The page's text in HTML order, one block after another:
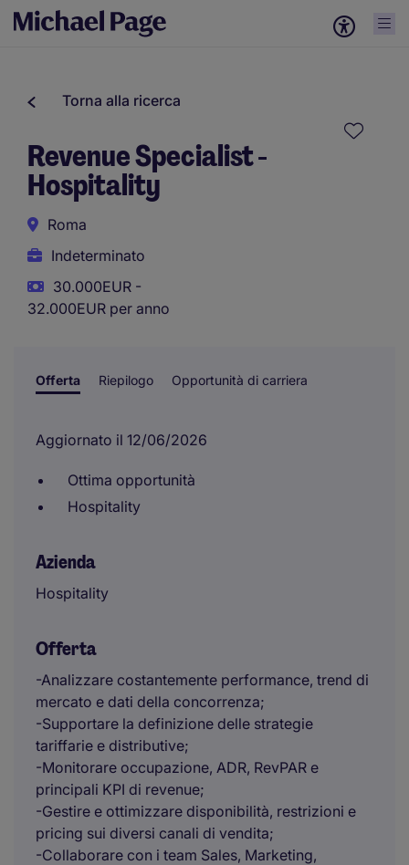
Torna alla ricerca
Revenue Specialist -
Hospitality
Roma
Indeterminato
30.000EUR -
32.000EUR per anno
Offerta Riepilogo Opportunità di carriera
Aggiornato il 12/06/2026
Ottima opportunità
Hospitality
Azienda
Hospitality
Offerta
-Analizzare costantemente performance, trend di
mercato e dati della concorrenza;
-Supportare la definizione delle strategie
tariffarie e distributive;
-Monitorare occupazione, ADR, RevPAR e
principali KPI di revenue;
-Gestire e ottimizzare disponibilità, restrizioni e
pricing sui diversi canali di vendita;
-Collaborare con i team Sales, Marketing,